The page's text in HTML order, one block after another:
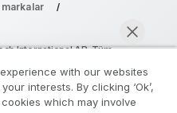
International AB. Tüm
with our websites
interests. By clicking ‘Ok’,
which may involve